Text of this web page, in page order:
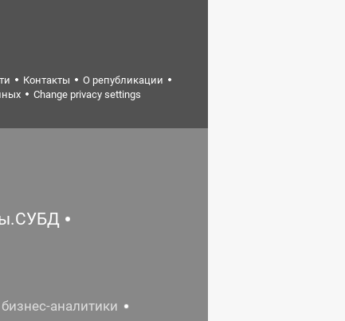
Контакты
О републикации
Change privacy settings
аналитики